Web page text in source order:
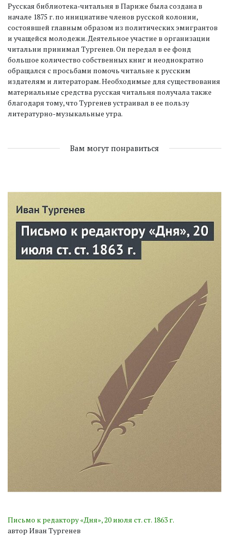
Русская библиотека-читальня в Париже была создана в
начале 1875 г. по инициативе членов русской колонии,
состоявшей главным образом из политических эмигрантов
и учащейся молодежи. Деятельное участие в организации
читальни принимал Тургенев. Он передал в ее фонд
большое количество собственных книг и неоднократно
обращался с просьбами помочь читальне к русским
издателям и литераторам. Необходимые для существования
материальные средства русская читальня получала также
благодаря тому, что Тургенев устраивал в ее пользу
литературно-музыкальные утра.
Вам могут понравиться
Письмо к редактору «Дня», 20 июля ст. ст. 1863 г.
автор Иван Тургенев